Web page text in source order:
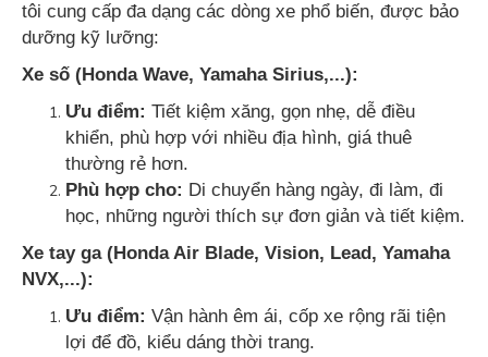
tôi cung cấp đa dạng các dòng xe phổ biến, được bảo
dưỡng kỹ lưỡng:
Xe số (Honda Wave, Yamaha Sirius,...):
Ưu điểm: Tiết kiệm xăng, gọn nhẹ, dễ điều
khiển, phù hợp với nhiều địa hình, giá thuê
thường rẻ hơn.
Phù hợp cho: Di chuyển hàng ngày, đi làm, đi
học, những người thích sự đơn giản và tiết kiệm.
Xe tay ga (Honda Air Blade, Vision, Lead, Yamaha
NVX,...):
Ưu điểm: Vận hành êm ái, cốp xe rộng rãi tiện
lợi để đồ, kiểu dáng thời trang.